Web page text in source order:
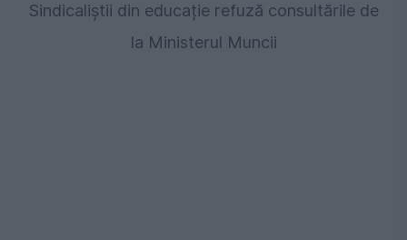
Sindicaliștii din educație refuză consultările de
la Ministerul Muncii